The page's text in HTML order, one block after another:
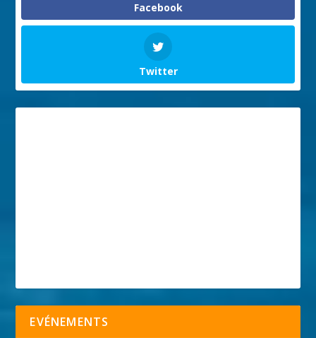
Facebook
Twitter
EVÉNEMENTS